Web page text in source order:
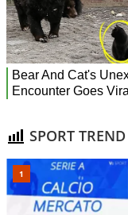
SPORT TREND